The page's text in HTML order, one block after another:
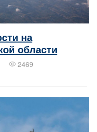
на
области
2469